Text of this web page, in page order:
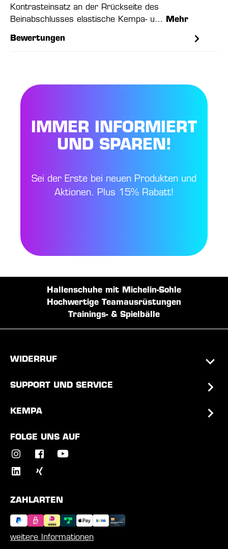
Kontrasteinsatz an der Rrückseite des
Beinabschlusses elastische Kempa- u…
Mehr
Bewertungen
IMMER INFORMIERT
UND SPAREN!
Sei der Erste bei neuen Produkten und
Aktionen. Plus 15% Rabatt!
Hallenschuhe mit Michelin-Sohle
Hochwertige Teamausrüstungen
Trainings- & Spielbälle
WIDERRUF
SUPPORT UND SERVICE
KEMPA
FOLGE UNS AUF
ZAHLARTEN
weitere Informationen